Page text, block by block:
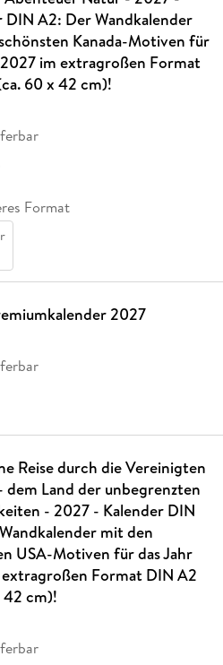
DIN A2: Der Wandkalender
Kanada-Motiven für
2027 im extragroßen Format
60 x 42 cm)!
Format
2027
Reise durch die Vereinigten
dem Land der unbegrenzten
- 2027 - Kalender DIN
mit den
USA-Motiven für das Jahr
Format DIN A2
42 cm)!